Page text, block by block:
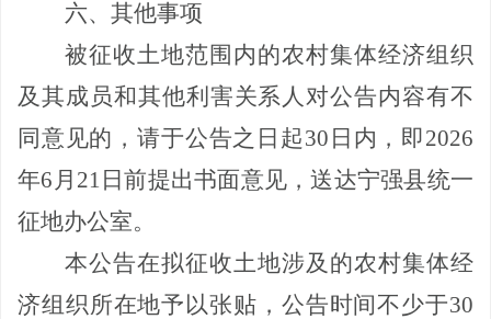
六、其他事项
被征收土地范围内的农村集体经济组织
及其成员和其他利害关系人对公告内容有不
同意见的，请于公告之日起30 日内，即2026
年6 月 21 日前提出书面意见，送达宁强县统一
征地办公室。
本公告在拟征收土地涉及的农村集体经
济组织所在地予以张贴，公告时间不少于30